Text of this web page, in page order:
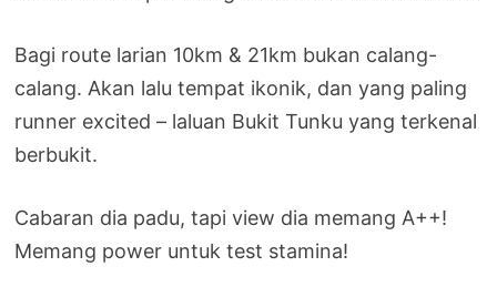
Bagi route larian 10km & 21km bukan calang-
calang. Akan lalu tempat ikonik, dan yang paling
runner excited – laluan Bukit Tunku yang terkenal
berbukit.
Cabaran dia padu, tapi view dia memang A++!
Memang power untuk test stamina!